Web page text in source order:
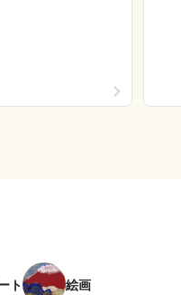
ト 絵画